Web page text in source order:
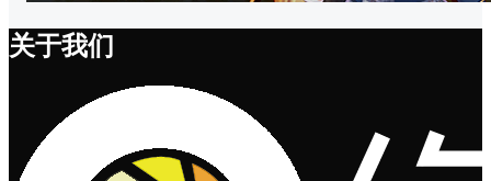
关于我们